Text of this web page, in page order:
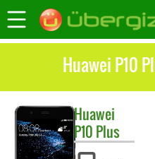
Huawei P10
Huawei
P10 Plus